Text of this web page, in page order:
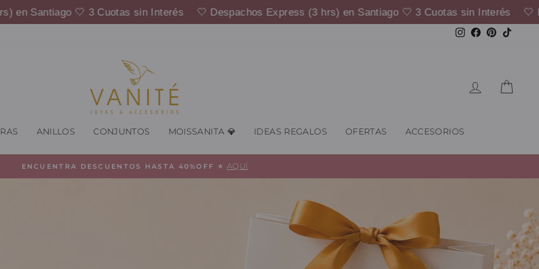
3 Cuotas sin Interés 🤍 Despachos Express (3 hrs) en Santiago 🤍 3 Cuotas sin Interés 🤍
Instagram
Facebook
Pinterest
Vanité
Ingresar
ANILLOS CONJUNTOS MOISSANITA 💎 IDEAS REGALOS OFERTAS ACCESORIOS
diapositivas
ENCUENTRA DESCUENTOS HASTA 40%OFF ⭐️ AQUÍ